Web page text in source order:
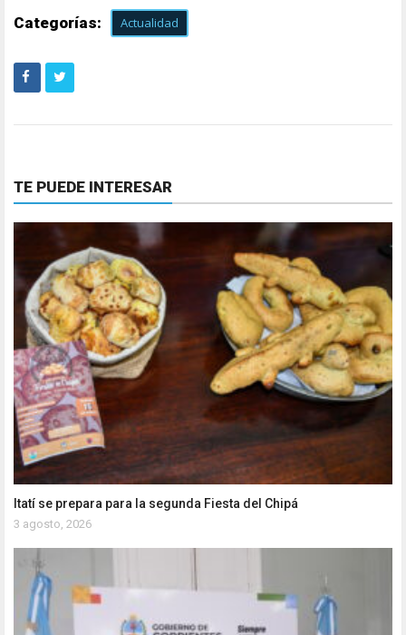
Categorías: Actualidad
TE PUEDE INTERESAR
Itatí se prepara para la segunda Fiesta del Chipá
3 agosto, 2026